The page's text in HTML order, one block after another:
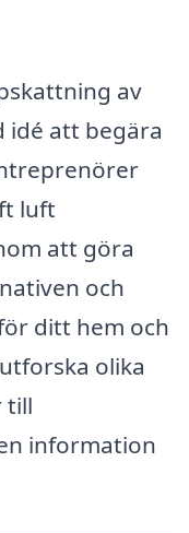
av
idé att begära
luft
att göra
och
ditt hem och
olika
till
information